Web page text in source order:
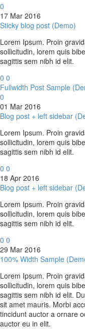
0
17 Mar 2016
Sticky blog post (Demo)
Lorem Ipsum. Proin
sollicitudin, lorem quis
sagittis sem nibh id elit.
0 0
Fullwidth Post Sample
0
01 Mar 2016
Blog post + left sidebar
Lorem Ipsum. Proin
sollicitudin, lorem quis
sagittis sem nibh id elit.
0 0
18 Apr 2016
Blog post + left sidebar
Lorem Ipsum. Proin
sollicitudin, lorem quis
sagittis sem nibh id elit.
0 0
29 Mar 2016
100% Width Sample
Lorem Ipsum. Proin
sollicitudin, lorem quis
sagittis sem nibh id elit.
sit amet mauris. Morbi
tincidunt auctor a ornare
auctor eu in elit.